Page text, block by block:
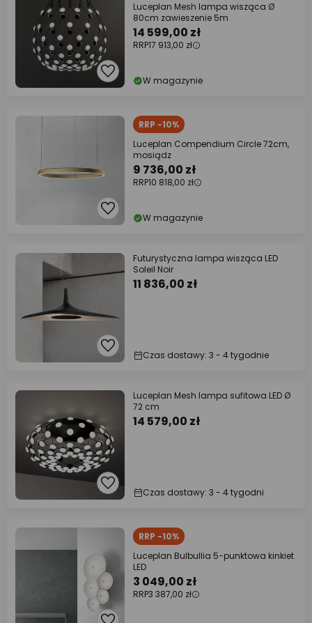
Luceplan Mesh lampa wisząca Ø
80cm zawieszenie 5m
14 599,00 zł
RRP17 913,00 zł
W magazynie
RRP -10%
Luceplan Compendium Circle 72cm,
mosiądz
9 736,00 zł
RRP10 818,00 zł
W magazynie
Futurystyczna lampa wisząca LED
Soleil Noir
11 836,00 zł
Czas dostawy: 3 - 4 tygodnie
Luceplan Mesh lampa sufitowa LED Ø
72 cm
14 579,00 zł
Czas dostawy: 3 - 4 tygodni
RRP -10%
Luceplan Bulbullia 5-punktowa kinkiet
LED
3 049,00 zł
RRP3 387,00 zł